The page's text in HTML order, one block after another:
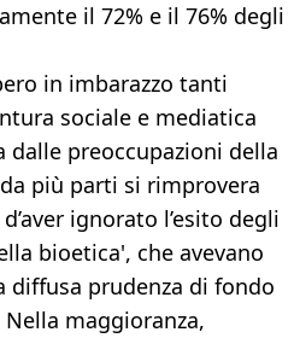
il 72% e il 76% degli
in imbarazzo tanti
sociale e mediatica
preoccupazioni della
più parti si rimprovera
ignorato l’esito degli
bioetica', che avevano
diffusa prudenza di fondo
maggioranza,